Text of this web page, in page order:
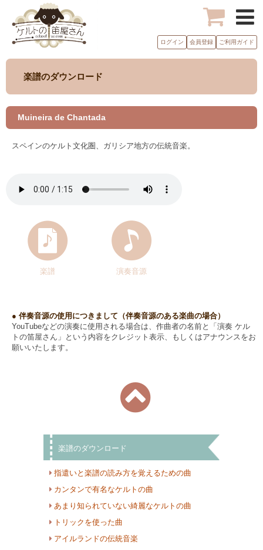
ログイン 会員登録 ご利用ガイド
楽譜のダウンロード
Muineira de Chantada
スペインのケルト文化圏、ガリシア地方の伝統音楽。
楽譜 演奏音源
● 伴奏音源の使用につきまして（伴奏音源のある楽曲の場合）
YouTubeなどの演奏に使用される場合は、作曲者の名前と「演奏 ケル
トの笛屋さん」という内容をクレジット表示、もしくはアナウンスをお
願いいたします。
楽譜のダウンロード
指遣いと楽譜の読み方を覚えるための曲
カンタンで有名なケルトの曲
あまり知られていない綺麗なケルトの曲
トリックを使った曲
アイルランドの伝統音楽